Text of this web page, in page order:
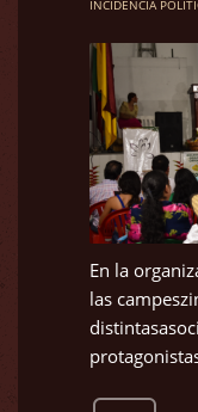
INCIDENCIA
En la
las